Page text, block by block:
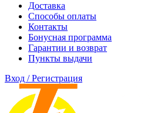
Доставка
Способы оплаты
Контакты
Бонусная программа
Гарантии и возврат
Пункты выдачи
Вход / Регистрация